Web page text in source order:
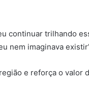
continuar trilhando
nem imaginava
e reforça o valor